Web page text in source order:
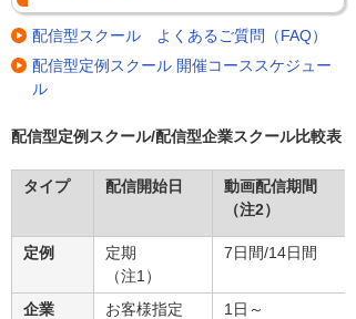
配信型スクール よくあるご質問（FAQ）
配信型定例スクール 開催コーススケジュー
ル
配信型定例スクール/配信型企業スクール比較表
タイプ 配信開始日
動画配信期間
（注2）
定例
定期
（注1）
7日間/14日間
企業 お客様指定 1日～